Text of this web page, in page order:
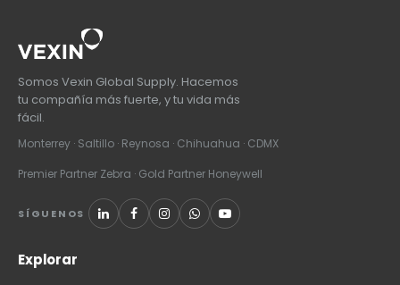
Somos Vexin Global Supply. Hacemos
tu compañía más fuerte, y tu vida más
fácil.
Monterrey · Saltillo · Reynosa · Chihuahua · CDMX
Premier Partner Zebra · Gold Partner Honeywell
SÍGUENOS
Explorar